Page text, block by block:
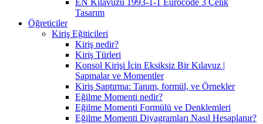
EN Kılavuzu 1993-1-1 Eurocode 3 Çelik
Tasarım
Öğreticiler
Kiriş Eğiticileri
Kiriş nedir?
Kiriş Türleri
Konsol Kirişi İçin Eksiksiz Bir Kılavuz |
Sapmalar ve Momentler
Kiriş Saptırma: Tanım, formül, ve Örnekler
Eğilme Momenti nedir?
Eğilme Momenti Formülü ve Denklemleri
Eğilme Momenti Diyagramları Nasıl Hesaplanır?